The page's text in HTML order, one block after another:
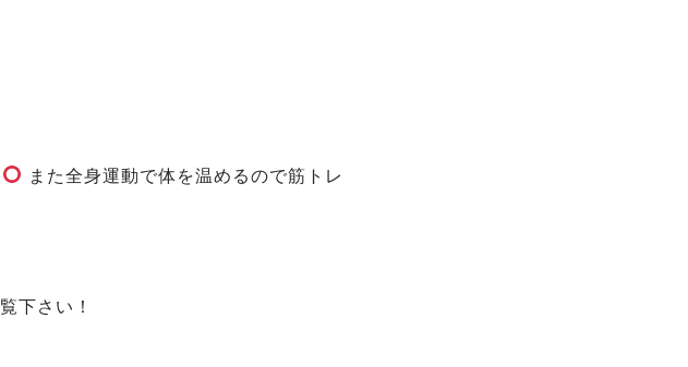
また全身運動で体を温めるので筋トレ
下さい！